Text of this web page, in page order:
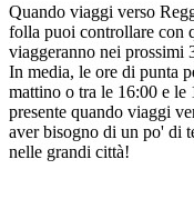
Quando viaggi verso
folla puoi controllare con
viaggeranno nei prossimi
In media, le ore di punta
mattino o tra le 16:00 e le
presente quando viaggi
aver bisogno di un po' di
nelle grandi città!